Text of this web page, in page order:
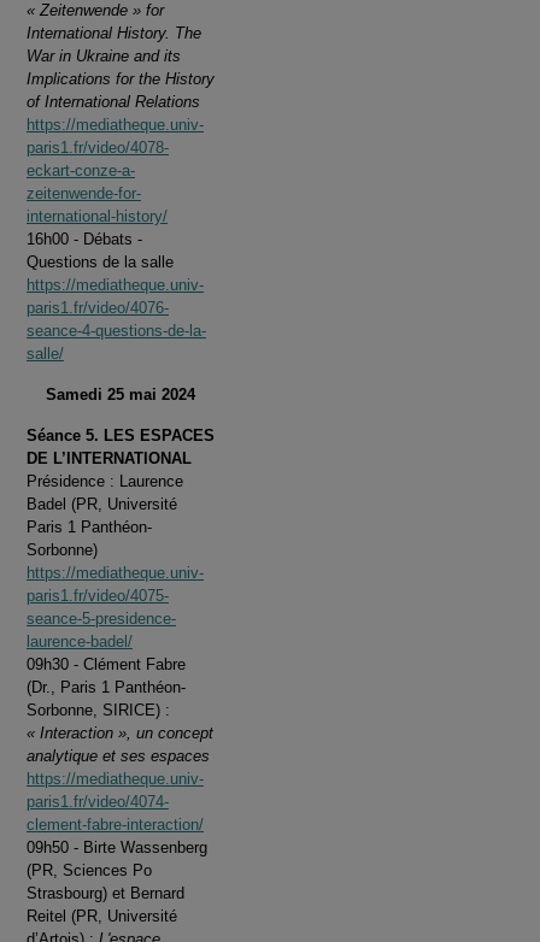
« Zeitenwende » for
International History. The
War in Ukraine and its
Implications for the History
of International Relations
https://mediatheque.univ-
paris1.fr/video/4078-
eckart-conze-a-
zeitenwende-for-
international-history/
16h00 - Débats -
Questions de la salle
https://mediatheque.univ-
paris1.fr/video/4076-
seance-4-questions-de-la-
salle/
Samedi 25 mai 2024
Séance 5. LES ESPACES
DE L’INTERNATIONAL
Présidence : Laurence
Badel (PR, Université
Paris 1 Panthéon-
Sorbonne)
https://mediatheque.univ-
paris1.fr/video/4075-
seance-5-presidence-
laurence-badel/
09h30 - Clément Fabre
(Dr., Paris 1 Panthéon-
Sorbonne, SIRICE) :
« Interaction », un concept
analytique et ses espaces
https://mediatheque.univ-
paris1.fr/video/4074-
clement-fabre-interaction/
09h50 - Birte Wassenberg
(PR, Sciences Po
Strasbourg) et Bernard
Reitel (PR, Université